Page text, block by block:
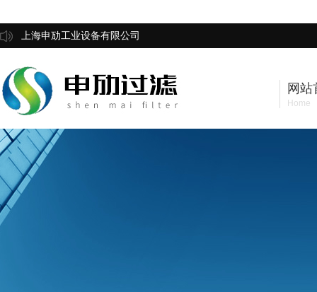
上海申劢工业设备有限公司
网站
Home